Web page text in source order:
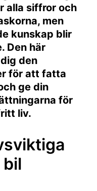
alla siffror och
men
kunskap blir
Den här
den
för att fatta
ge din
för
liv.